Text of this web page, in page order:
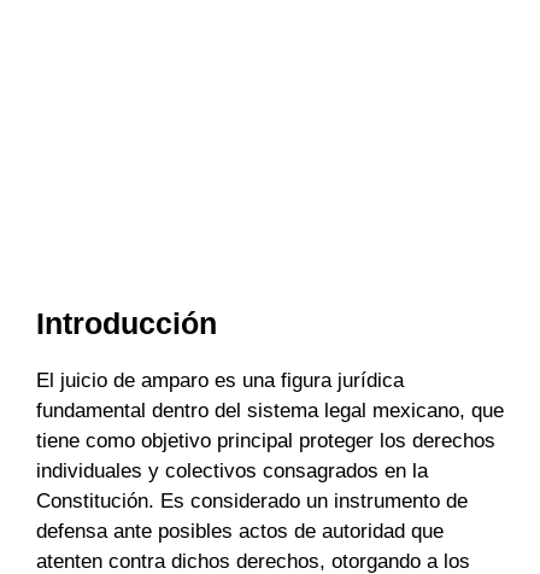
Introducción
El juicio de amparo es una figura jurídica
fundamental dentro del sistema legal mexicano, que
tiene como objetivo principal proteger los derechos
individuales y colectivos consagrados en la
Constitución. Es considerado un instrumento de
defensa ante posibles actos de autoridad que
atenten contra dichos derechos, otorgando a los